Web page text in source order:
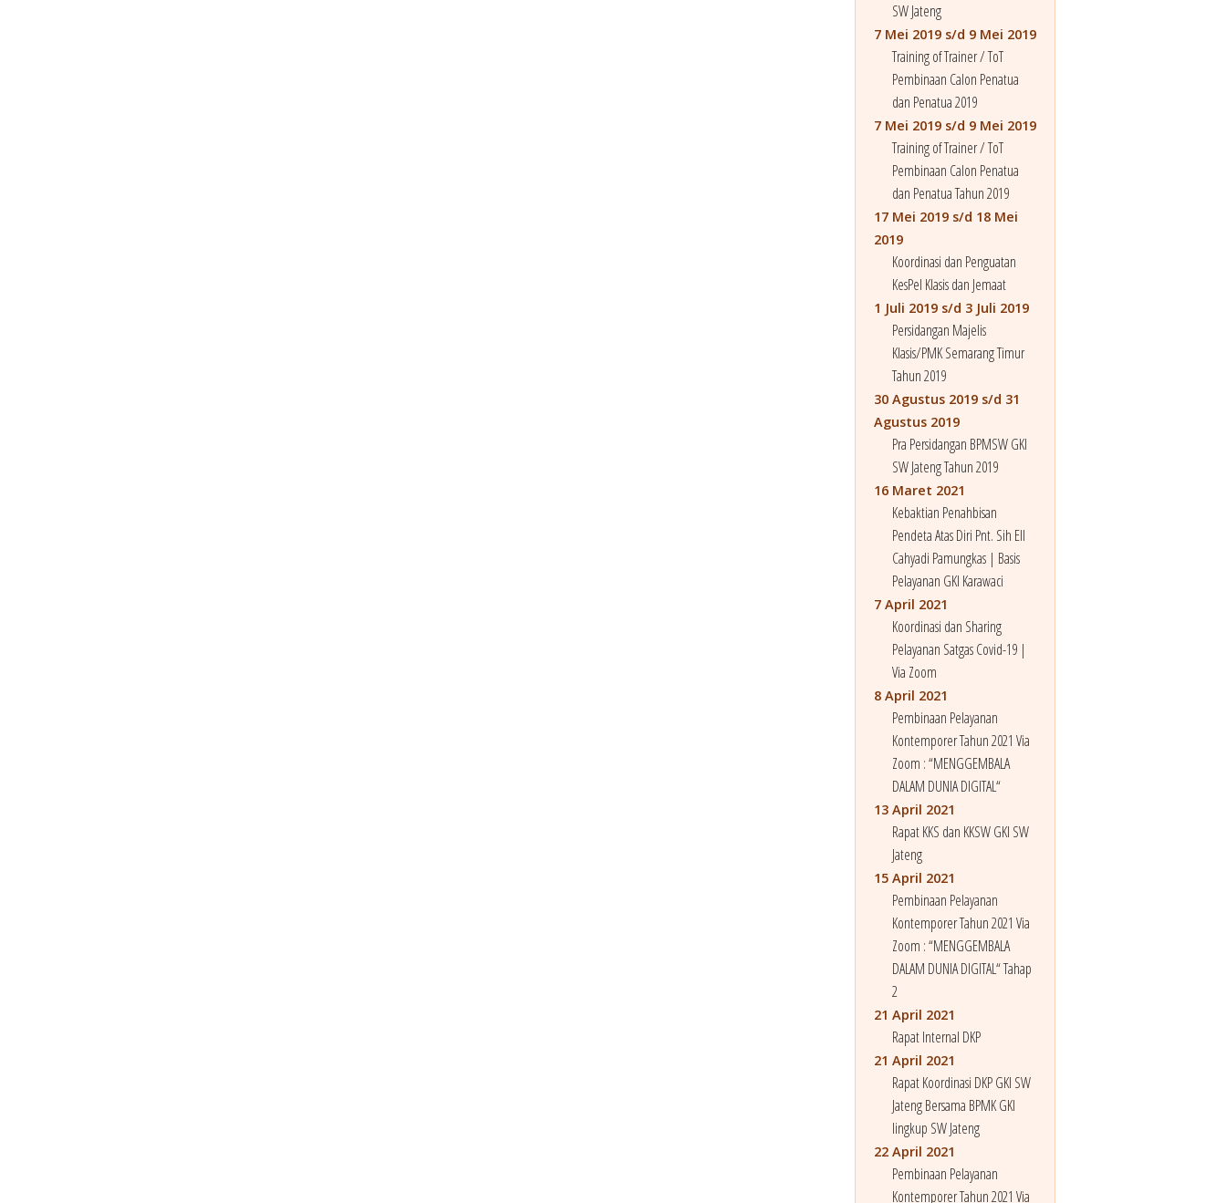
SW Jateng
7 Mei 2019 s/d 9 Mei 2019
Training of Trainer / ToT
Pembinaan Calon Penatua
dan Penatua 2019
7 Mei 2019 s/d 9 Mei 2019
Training of Trainer / ToT
Pembinaan Calon Penatua
dan Penatua Tahun 2019
17 Mei 2019 s/d 18 Mei
2019
Koordinasi dan Penguatan
KesPel Klasis dan Jemaat
1 Juli 2019 s/d 3 Juli 2019
Persidangan Majelis
Klasis/PMK Semarang Timur
Tahun 2019
30 Agustus 2019 s/d 31
Agustus 2019
Pra Persidangan BPMSW GKI
SW Jateng Tahun 2019
16 Maret 2021
Kebaktian Penahbisan
Pendeta Atas Diri Pnt. Sih Ell
Cahyadi Pamungkas | Basis
Pelayanan GKI Karawaci
7 April 2021
Koordinasi dan Sharing
Pelayanan Satgas Covid-19 |
Via Zoom
8 April 2021
Pembinaan Pelayanan
Kontemporer Tahun 2021 Via
Zoom : “MENGGEMBALA
DALAM DUNIA DIGITAL“
13 April 2021
Rapat KKS dan KKSW GKI SW
Jateng
15 April 2021
Pembinaan Pelayanan
Kontemporer Tahun 2021 Via
Zoom : “MENGGEMBALA
DALAM DUNIA DIGITAL“ Tahap
2
21 April 2021
Rapat Internal DKP
21 April 2021
Rapat Koordinasi DKP GKI SW
Jateng Bersama BPMK GKI
lingkup SW Jateng
22 April 2021
Pembinaan Pelayanan
Kontemporer Tahun 2021 Via